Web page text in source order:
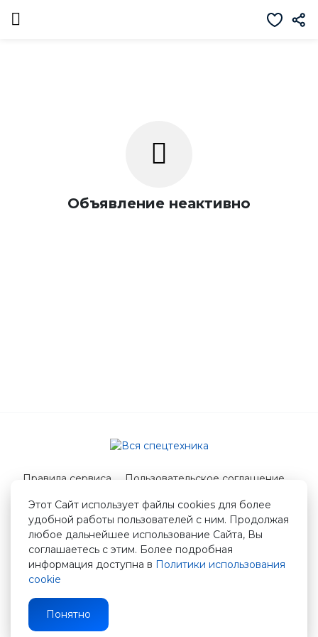
Объявление неактивно
Этот Сайт использует файлы cookies для более
удобной работы пользователей с ним. Продолжая
любое дальнейшее использование Сайта, Вы
соглашаетесь с этим. Более подробная
информация доступна в Политики использования
cookie
Понятно
Правила сервиса
Пользовательское соглашение
© 2026 Вся спецтехника
info@vstshop.ru